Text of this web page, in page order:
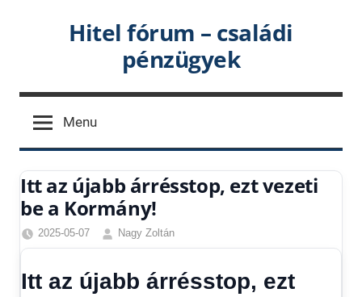
Hitel fórum – családi
pénzügyek
Menu
Itt az újabb árrésstop, ezt vezeti
be a Kormány!
2025-05-07
Nagy Zoltán
Egyéb,
hírek,
Itt az újabb árrésstop, ezt